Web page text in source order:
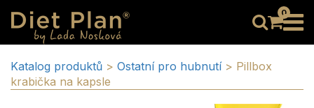
0
Katalog produktů > Ostatní pro hubnutí > Pillbox
krabička na kapsle